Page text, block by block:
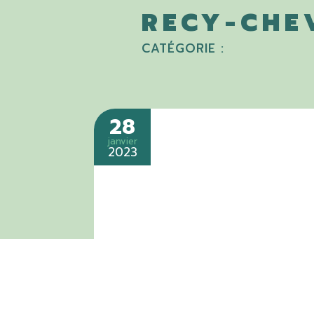
RECY-
CATÉGORIE :
28
janvier
2023